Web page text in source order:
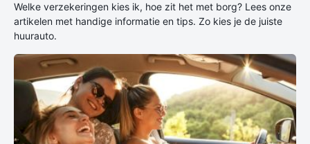
Welke verzekeringen kies ik, hoe zit het met borg? Lees onze
artikelen met handige informatie en tips. Zo kies je de juiste
huurauto.